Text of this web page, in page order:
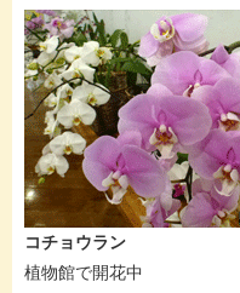
コチョウラン
植物館で開花中